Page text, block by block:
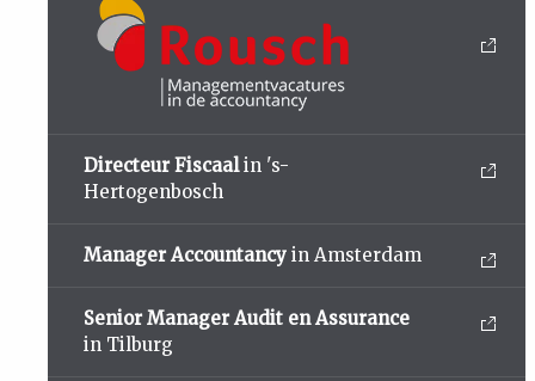
Directeur Fiscaalin 's-
Hertogenbosch
Manager Accountancy in Amsterdam
Senior Manager Audit en Assurance
in Tilburg